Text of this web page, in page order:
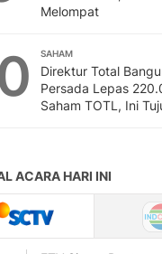
Melompat
SAHAM
Direktur Total
Persada Lepas
Saham TOTL, Ini